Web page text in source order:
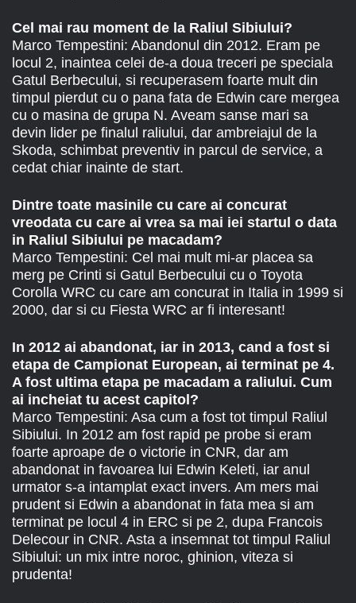
Cel mai rau moment de la Raliul Sibiului?
Marco Tempestini: Abandonul din 2012. Eram pe
locul 2, inaintea celei de-a doua treceri pe speciala
Gatul Berbecului, si recuperasem foarte mult din
timpul pierdut cu o pana fata de Edwin care mergea
cu o masina de grupa N. Aveam sanse mari sa
devin lider pe finalul raliului, dar ambreiajul de la
Skoda, schimbat preventiv in parcul de service, a
cedat chiar inainte de start.
Dintre toate masinile cu care ai concurat
vreodata cu care ai vrea sa mai iei startul o data
in Raliul Sibiului pe macadam?
Marco Tempestini: Cel mai mult mi-ar placea sa
merg pe Crinti si Gatul Berbecului cu o Toyota
Corolla WRC cu care am concurat in Italia in 1999 si
2000, dar si cu Fiesta WRC ar fi interesant!
In 2012 ai abandonat, iar in 2013, cand a fost si
etapa de Campionat European, ai terminat pe 4.
A fost ultima etapa pe macadam a raliului. Cum
ai incheiat tu acest capitol?
Marco Tempestini: Asa cum a fost tot timpul Raliul
Sibiului. In 2012 am fost rapid pe probe si eram
foarte aproape de o victorie in CNR, dar am
abandonat in favoarea lui Edwin Keleti, iar anul
urmator s-a intamplat exact invers. Am mers mai
prudent si Edwin a abandonat in fata mea si am
terminat pe locul 4 in ERC si pe 2, dupa Francois
Delecour in CNR. Asta a insemnat tot timpul Raliul
Sibiului: un mix intre noroc, ghinion, viteza si
prudenta!